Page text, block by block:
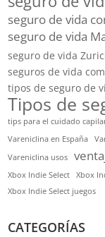
seguro de vida
seguro de vida
seguro de vida
seguros de vida
tipos de seguro de
Tipos de
tips para el cuidado
Vareniclina en España
Vareniclina usos
Xbox Indie Select Xbox
Xbox Indie Select juegos
CATEGORÍAS